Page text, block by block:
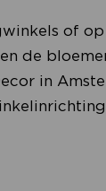
of
de
in